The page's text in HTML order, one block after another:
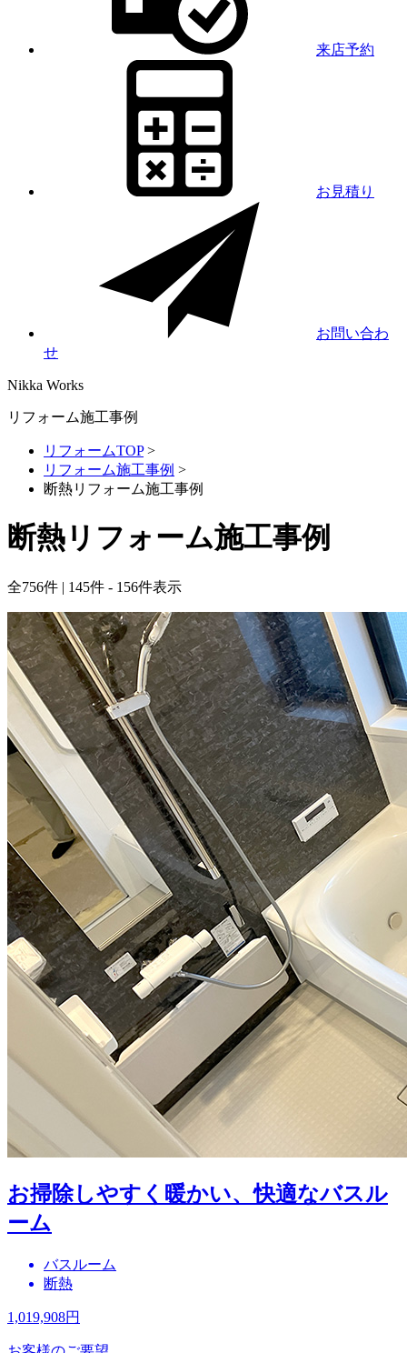
来店予約
お見積り
お問い合わ
せ
Nikka Works
リフォーム施工事例
リフォームTOP>
リフォーム施工事例 >
断熱リフォーム施工事例
断熱リフォーム施工事例
全756件 | 145件 - 156件表示
お掃除しやすく暖かい、快適なバスル
ーム
バスルーム
断熱
1,019,908円